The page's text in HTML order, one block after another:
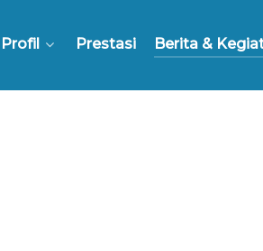
Profil Prestasi Berita &